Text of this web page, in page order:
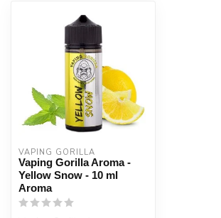
VAPING GORILLA
Vaping Gorilla Aroma -
Yellow Snow - 10 ml
Aroma